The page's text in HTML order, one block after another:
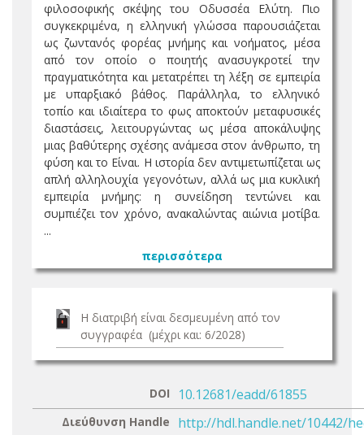
φιλοσοφικής σκέψης του Οδυσσέα Ελύτη. Πιο
συγκεκριμένα, η ελληνική γλώσσα παρουσιάζεται
ως ζωντανός φορέας μνήμης και νοήματος, μέσα
από τον οποίο ο ποιητής ανασυγκροτεί την
πραγματικότητα και μετατρέπει τη λέξη σε εμπειρία
με υπαρξιακό βάθος. Παράλληλα, το ελληνικό
τοπίο και ιδιαίτερα το φως αποκτούν μεταφυσικές
διαστάσεις, λειτουργώντας ως μέσα αποκάλυψης
μιας βαθύτερης σχέσης ανάμεσα στον άνθρωπο, τη
φύση και το Είναι. Η ιστορία δεν αντιμετωπίζεται ως
απλή αλληλουχία γεγονότων, αλλά ως μια κυκλική
εμπειρία μνήμης: η συνείδηση τεντώνει και
συμπιέζει τον χρόνο, ανακαλώντας αιώνια μοτίβα.
...
περισσότερα
Η διατριβή είναι δεσμευμένη από τον
συγγραφέα (μέχρι και: 6/2028)
DOI 10.12681/eadd/61855
Διεύθυνση Handle http://hdl.handle.net/10442/